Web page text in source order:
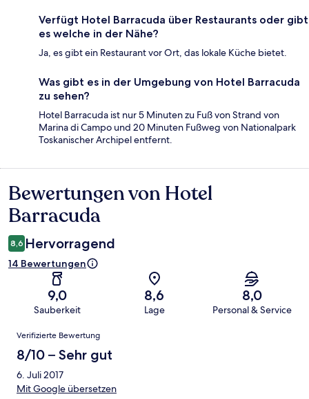
Verfügt Hotel Barracuda über Restaurants oder gibt
es welche in der Nähe?
Ja, es gibt ein Restaurant vor Ort, das lokale Küche bietet.
Was gibt es in der Umgebung von Hotel Barracuda
zu sehen?
Hotel Barracuda ist nur 5 Minuten zu Fuß von Strand von
Marina di Campo und 20 Minuten Fußweg von Nationalpark
Toskanischer Archipel entfernt.
Bewertungen
Bewertungen von Hotel
Barracuda
8,6 Hervorragend
14 Bewertungen
9,0
Sauberkeit
8,6
Lage
8,0
Personal & Service
Bewertungen
Verifizierte Bewertung
8/10 – Sehr gut
6. Juli 2017
Mit Google übersetzen